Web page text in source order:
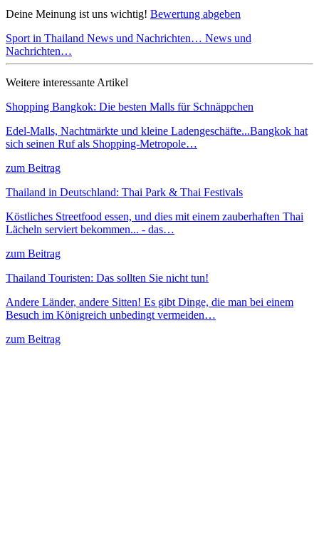
Deine Meinung ist uns wichtig! Bewertung abgeben
Sport in Thailand News und Nachrichten… News und
Nachrichten…
Weitere interessante Artikel
Shopping Bangkok: Die besten Malls für Schnäppchen
Edel-Malls, Nachtmärkte und kleine Ladengeschäfte...Bangkok hat
sich seinen Ruf als Shopping-Metropole…
zum Beitrag
Thailand in Deutschland: Thai Park & Thai Festivals
Köstliches Streetfood essen, und dies mit einem zauberhaften Thai
Lächeln serviert bekommen... - das…
zum Beitrag
Thailand Touristen: Das sollten Sie nicht tun!
Andere Länder, andere Sitten! Es gibt Dinge, die man bei einem
Besuch im Königreich unbedingt vermeiden…
zum Beitrag